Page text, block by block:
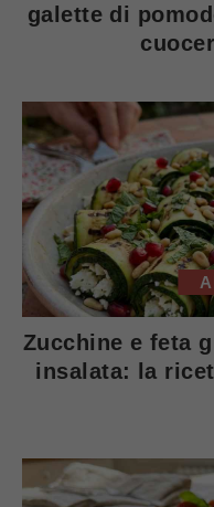
galette di
Zucchine e feta
insalata: la